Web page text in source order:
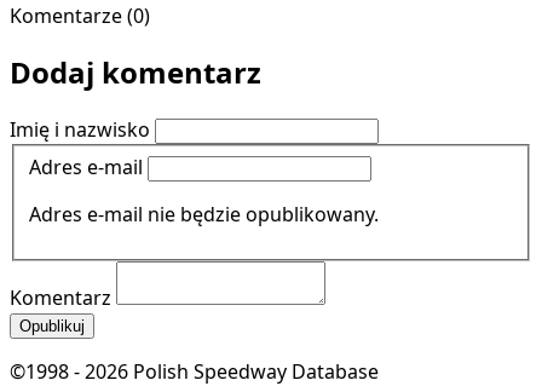
Komentarze (0)
Dodaj komentarz
Imię i nazwisko
Adres e-mail
Adres e-mail nie będzie opublikowany.
Komentarz
Opublikuj
©1998 - 2026 Polish Speedway Database